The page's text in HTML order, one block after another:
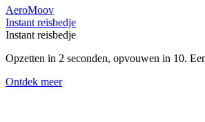
AeroMoov
Instant reisbedje
Instant reisbedje
Opzetten in 2 seconden, opvouwen in 10.
Ontdek meer